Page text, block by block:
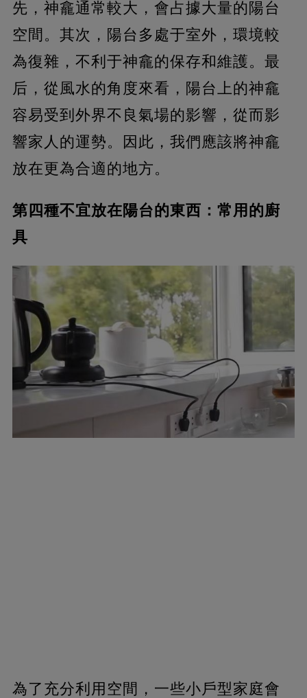
先，神龕通常較大，會占據大量的陽台
空間。其次，陽台多處于室外，環境較
為復雜，不利于神龕的保存和維護。最
后，從風水的角度來看，陽台上的神龕
容易受到外界不良氣場的影響，從而影
響家人的運勢。因此，我們應該將神龕
放在更為合適的地方。
第四種不宜放在陽台的東西：常用的廚
具
為了充分利用空間，一些小戶型家庭會